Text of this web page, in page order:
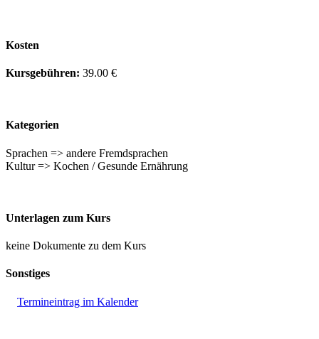
Kosten
Kursgebühren: 39.00 €
Kategorien
Sprachen => andere Fremdsprachen
Kultur => Kochen / Gesunde Ernährung
Unterlagen zum Kurs
keine Dokumente zu dem Kurs
Sonstiges
Termineintrag im Kalender